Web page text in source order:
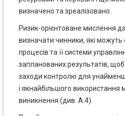
визначено та зреалізовано.
Ризик-орієнтоване мислення
визначати чинники, які можуть
процесів та її системи
запланованих результатів,
заходи контролю для
і якнайбільшого використання
виникнення (див. А.4).